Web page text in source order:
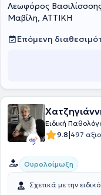
των περιστατικών.
ιατρικής πράξης, για
Λεωφόρος
Μαβίλη, ΑΤΤΙΚΗ
Επόμενη
Ειδική
9.8|497
Ουρολοίμωξη
Σχετικά με την ειδικό